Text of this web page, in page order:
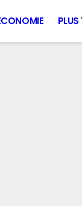
PLUS